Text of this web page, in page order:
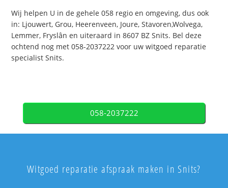
Wij helpen U in de gehele 058 regio en omgeving, dus ook
in: Ljouwert, Grou, Heerenveen, Joure, Stavoren,Wolvega,
Lemmer, Fryslân en uiteraard in 8607 BZ Snits. Bel deze
ochtend nog met 058-2037222 voor uw witgoed reparatie
specialist Snits.
058-2037222
Witgoed reparatie afspraak maken in Snits?